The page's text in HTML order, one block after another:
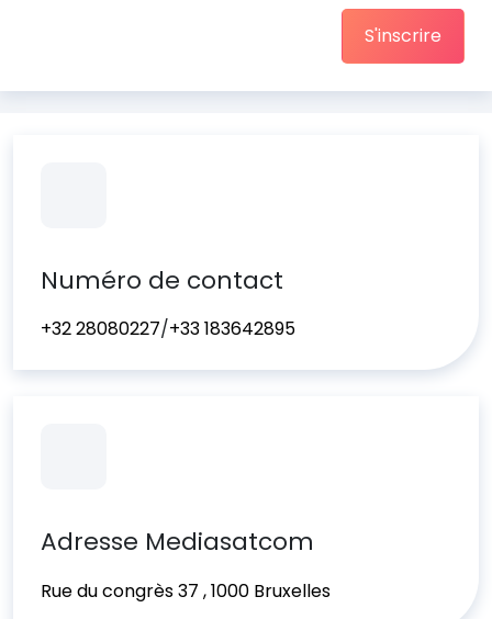
S'inscrire
Numéro de contact
+32 28080227/+33 183642895
Adresse Mediasatcom
Rue du congrès 37 , 1000 Bruxelles